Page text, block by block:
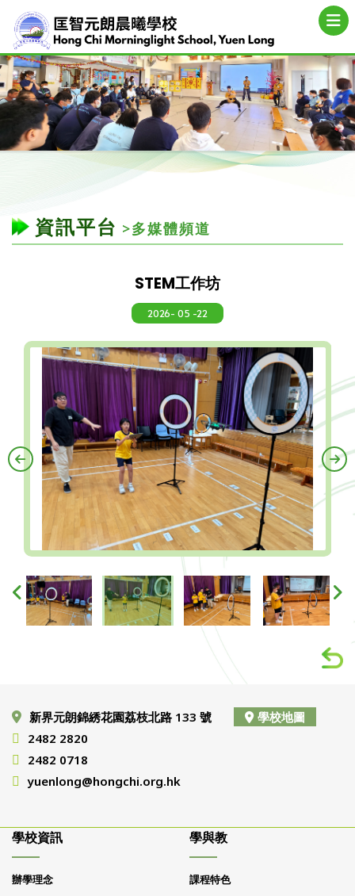
資訊平台 >多媒體頻道
STEM工作坊
2026- 05 -22
新界元朗錦綉花園荔枝北路 133 號
學校地圖
2482 2820
2482 0718
yuenlong@hongchi.org.hk
學校資訊
辦學理念
學與教
課程特色